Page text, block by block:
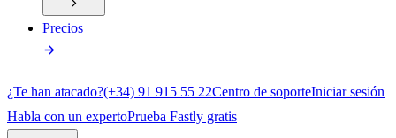
Precios
¿Te han atacado?(+34) 91 915 55 22Centro de soporteIniciar sesión
Habla con un expertoPrueba Fastly gratis